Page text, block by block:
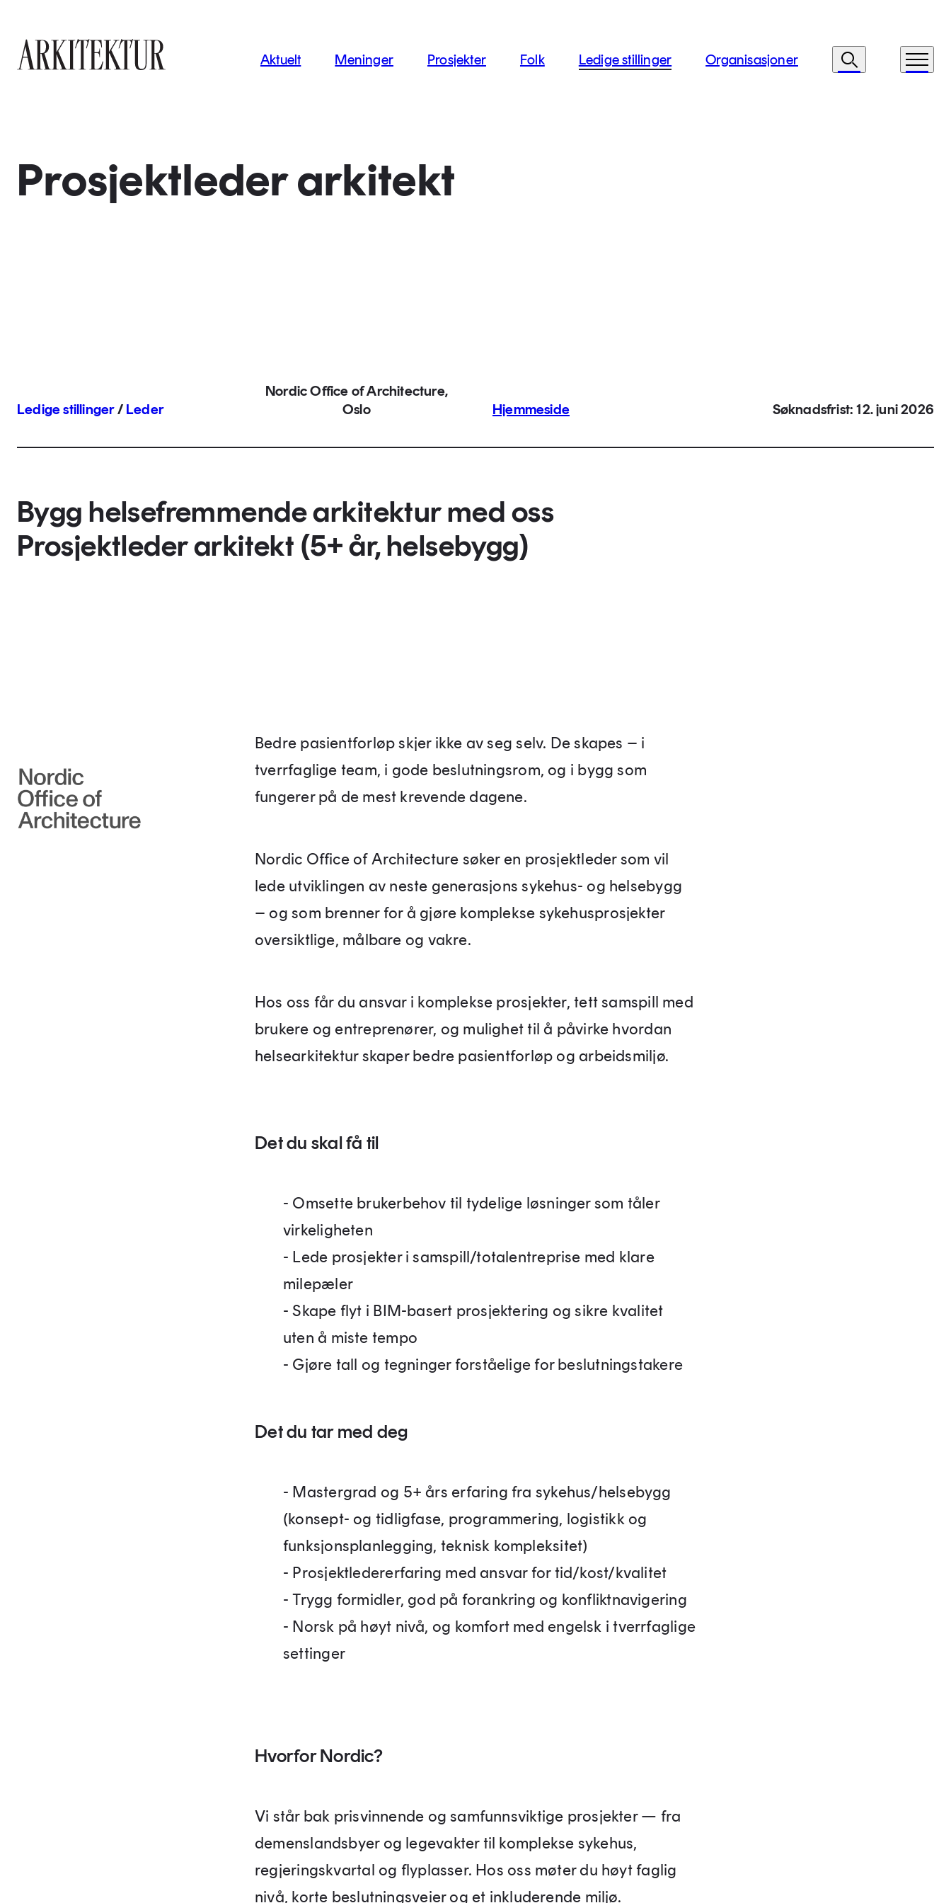
Aktuelt Meninger Prosjekter Folk Ledige stillinger Organisasjoner Søk Meny
Prosjektleder arkitekt
Ledige stillinger/ Leder
Nordic Office of Architecture,
Oslo
Hjemmeside Søknadsfrist: 12. juni 2026
Bygg helsefremmende arkitektur med oss
Prosjektleder arkitekt (5+ år, helsebygg)
Bedre pasientforløp skjer ikke av seg selv. De skapes – i
tverrfaglige team, i gode beslutningsrom, og i bygg som
fungerer på de mest krevende dagene.
Nordic Office of Architecture søker en prosjektleder som vil
lede utviklingen av neste generasjons sykehus- og helsebygg
– og som brenner for å gjøre komplekse sykehusprosjekter
oversiktlige, målbare og vakre.
Hos oss får du ansvar i komplekse prosjekter, tett samspill med
brukere og entreprenører, og mulighet til å påvirke hvordan
helsearkitektur skaper bedre pasientforløp og arbeidsmiljø.
Det du skal få til
- Omsette brukerbehov til tydelige løsninger som tåler
virkeligheten
- Lede prosjekter i samspill/totalentreprise med klare
milepæler
- Skape flyt i BIM-basert prosjektering og sikre kvalitet
uten å miste tempo
- Gjøre tall og tegninger forståelige for beslutningstakere
Det du tar med deg
- Mastergrad og 5+ års erfaring fra sykehus/helsebygg
(konsept- og tidligfase, programmering, logistikk og
funksjonsplanlegging, teknisk kompleksitet)
- Prosjektledererfaring med ansvar for tid/kost/kvalitet
- Trygg formidler, god på forankring og konfliktnavigering
- Norsk på høyt nivå, og komfort med engelsk i tverrfaglige
settinger
Hvorfor Nordic?
Vi står bak prisvinnende og samfunnsviktige prosjekter — fra
demenslandsbyer og legevakter til komplekse sykehus,
regjeringskvartal og flyplasser. Hos oss møter du høyt faglig
nivå, korte beslutningsveier og et inkluderende miljø.